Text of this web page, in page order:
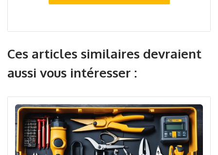
Ces articles similaires devraient
aussi vous intéresser :